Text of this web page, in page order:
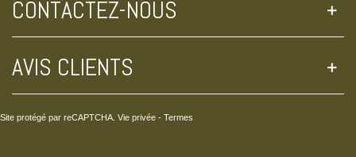
CONTACTEZ-NOUS
AVIS CLIENTS
Site protégé par reCAPTCHA. Vie privée - Termes